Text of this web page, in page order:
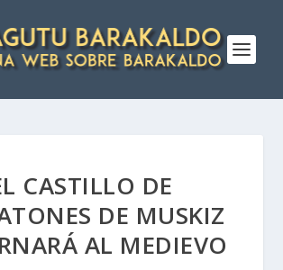
CASTILLO DE
DE MUSKIZ
AL MEDIEVO